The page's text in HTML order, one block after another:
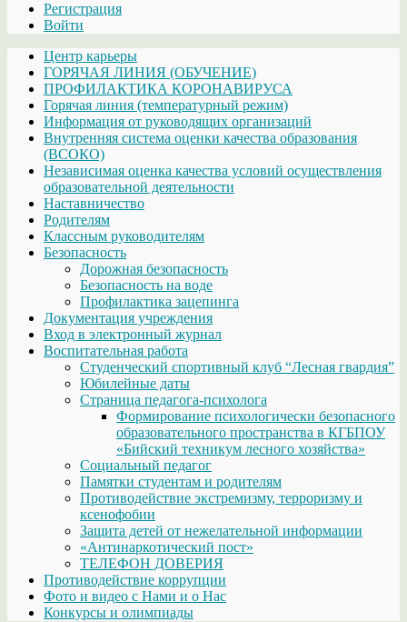
Регистрация
Войти
Центр карьеры
ГОРЯЧАЯ ЛИНИЯ (ОБУЧЕНИЕ)
ПРОФИЛАКТИКА КОРОНАВИРУСА
Горячая линия (температурный режим)
Информация от руководящих организаций
Внутренняя система оценки качества образования
(ВСОКО)
Независимая оценка качества условий осуществления
образовательной деятельности
Наставничество
Родителям
Классным руководителям
Безопасность
Дорожная безопасность
Безопасность на воде
Профилактика зацепинга
Документация учреждения
Вход в электронный журнал
Воспитательная работа
Студенческий спортивный клуб “Лесная гвардия”
Юбилейные даты
Страница педагога-психолога
Формирование психологически безопасного
образовательного пространства в КГБПОУ
«Бийский техникум лесного хозяйства»
Социальный педагог
Памятки студентам и родителям
Противодействие экстремизму, терроризму и
ксенофобии
Защита детей от нежелательной информации
«Антинаркотический пост»
ТЕЛЕФОН ДОВЕРИЯ
Противодействие коррупции
Фото и видео с Нами и о Нас
Конкурсы и олимпиады